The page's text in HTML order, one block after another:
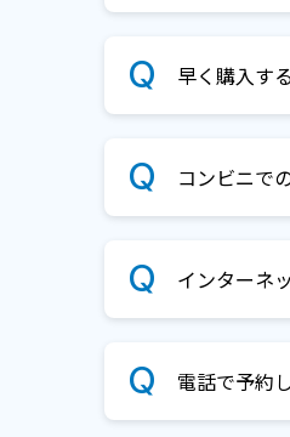
早く購入す
コンビニで
インターネ
電話で予約